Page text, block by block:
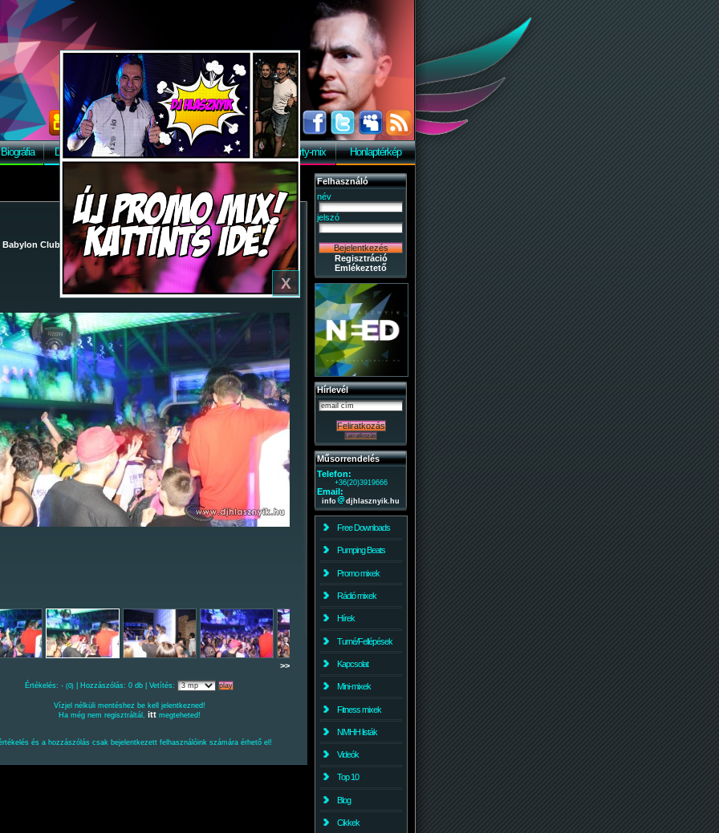
X
Biográfia Discográfia Képek Letöltés Vendégkönyv Party-mix Honlaptérkép
Babylon Club /2009-09-22 - KÖZGÉ Feli-City Paty/ 52
>>
Értékelés: - (0) | Hozzászólás: 0 db | Vetítés:
Vízjel nélküli mentéshez be kell jelentkezned!
Ha még nem regisztráltál, ittmegteheted!
és a hozzászólás csak bejelentkezett felhasználóink számára érhető el!
Felhasználó
név
jelszó
Regisztráció
Emlékeztető
Hírlevél
Műsorrendelés
Telefon:
+36(20)3919666
Email:
info djhlasznyik.hu
Free Downloads
Pumping Beats
Promo mixek
Rádió mixek
Hírek
Turné/Fellépések
Kapcsolat
Mini-mixek
Fitness mixek
NMHH listák
Videók
Top 10
Blog
Cikkek